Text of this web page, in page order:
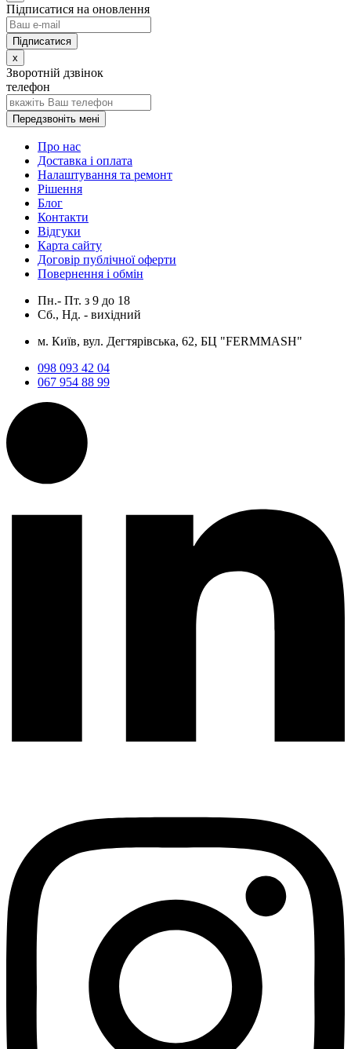
Підписатися на оновлення
x
Зворотній дзвінок
телефон
Передзвоніть мені
Про нас
Доставка і оплата
Налаштування та ремонт
Рішення
Блог
Контакти
Відгуки
Карта сайту
Договір публічної оферти
Повернення і обмін
Пн.- Пт. з 9 до 18
Сб., Нд. - вихідний
м. Київ, вул. Дегтярівська, 62, БЦ "FERMMASH"
098 093 42 04
067 954 88 99